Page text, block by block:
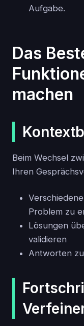
Aufgabe.
Das
machen
Beim Wechsel
Ihren
Problem zu
Lösungen
validieren
Antworten